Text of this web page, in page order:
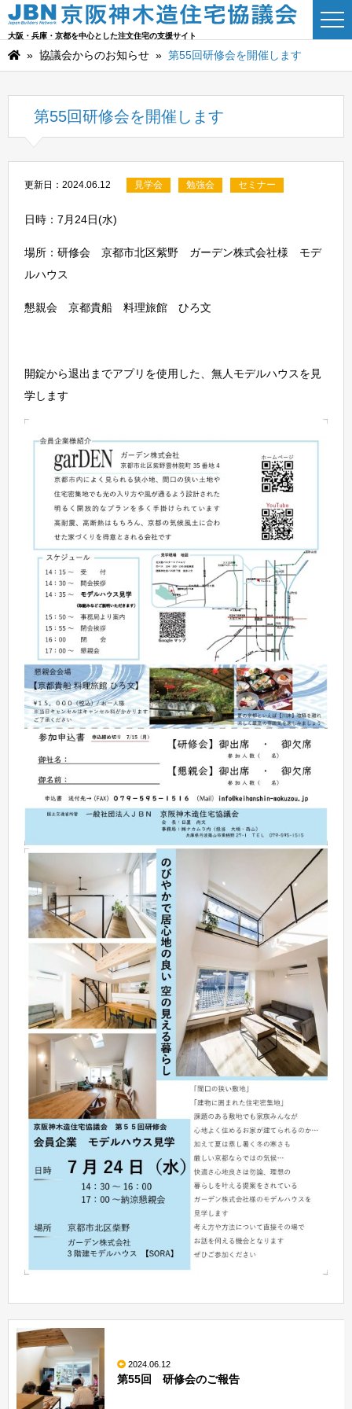
大阪・兵庫・京都を中心とした注文住宅の支援サイト
» 協議会からのお知らせ » 第55回研修会を開催します
第55回研修会を開催します
更新日：2024.06.12 見学会 勉強会 セミナー
日時：7月24日(水)
場所：研修会 京都市北区紫野 ガーデン株式会社様 モデ
ルハウス
懇親会 京都貴船 料理旅館 ひろ文
開錠から退出までアプリを使用した、無人モデルハウスを見
学します
2024.06.12
第55回 研修会のご報告